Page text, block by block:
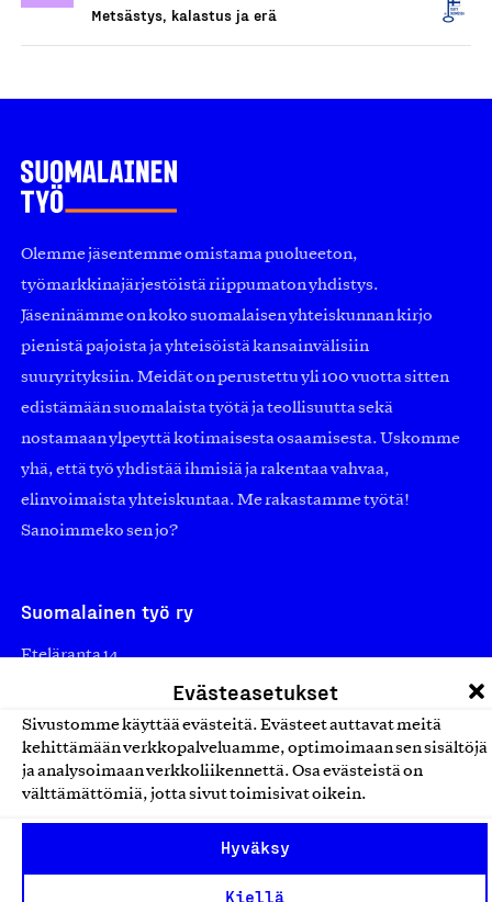
Evästeasetukset
Sivustomme käyttää evästeitä. Evästeet auttavat meitä
kehittämään verkkopalveluamme, optimoimaan sen sisältöjä
ja analysoimaan verkkoliikennettä. Osa evästeistä on
välttämättömiä, jotta sivut toimisivat oikein.
Hyväksy
Kiellä
Metsästys, kalastus ja erä
Olemme jäsentemme omistama puolueeton,
työmarkkinajärjestöistä riippumaton yhdistys.
Jäseninämme on koko suomalaisen yhteiskunnan kirjo
pienistä pajoista ja yhteisöistä kansainvälisiin
suuryrityksiin. Meidät on perustettu yli 100 vuotta sitten
edistämään suomalaista työtä ja teollisuutta sekä
nostamaan ylpeyttä kotimaisesta osaamisesta. Uskomme
yhä, että työ yhdistää ihmisiä ja rakentaa vahvaa,
elinvoimaista yhteiskuntaa. Me rakastamme työtä!
Sanoimmeko sen jo?
Suomalainen työ ry
Eteläranta 14,
Finland
asiakaspalvelu@suomalainentyo.fi
laskutus@suomalainentyo.fi